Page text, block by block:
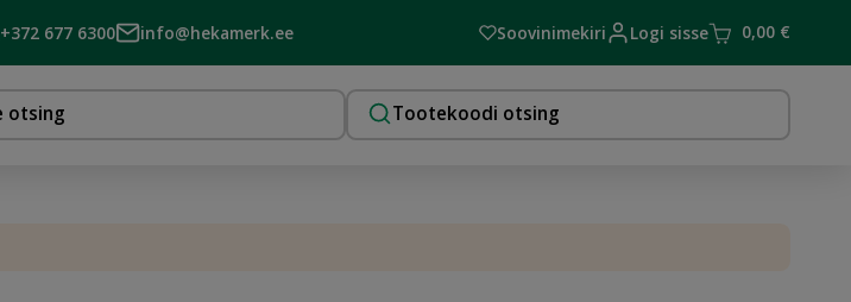
+372 677 6300 info@hekamerk.ee Soovinimekiri Logi sisse 0,00 €